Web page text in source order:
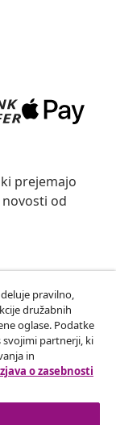
prejemajo
od
pravilno,
družabnih
oglase. Podatke
svojimi partnerji, ki
in
o zasebnosti